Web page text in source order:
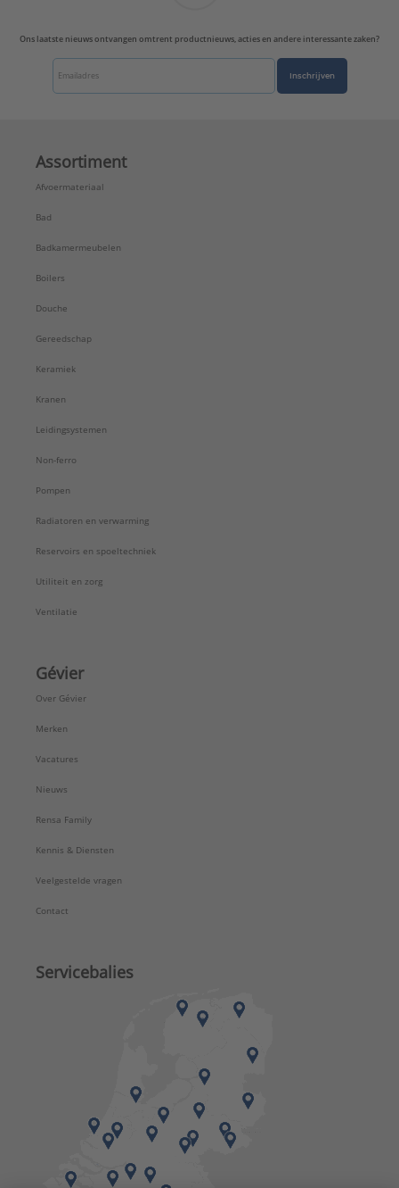
Ons laatste nieuws ontvangen omtrent productnieuws, acties en andere interessante zaken?
Inschrijven
Assortiment
Afvoermateriaal
Bad
Badkamermeubelen
Boilers
Douche
Gereedschap
Keramiek
Kranen
Leidingsystemen
Non-ferro
Pompen
Radiatoren en verwarming
Reservoirs en spoeltechniek
Utiliteit en zorg
Ventilatie
Gévier
Over Gévier
Merken
Vacatures
Nieuws
Rensa Family
Kennis & Diensten
Veelgestelde vragen
Contact
Servicebalies